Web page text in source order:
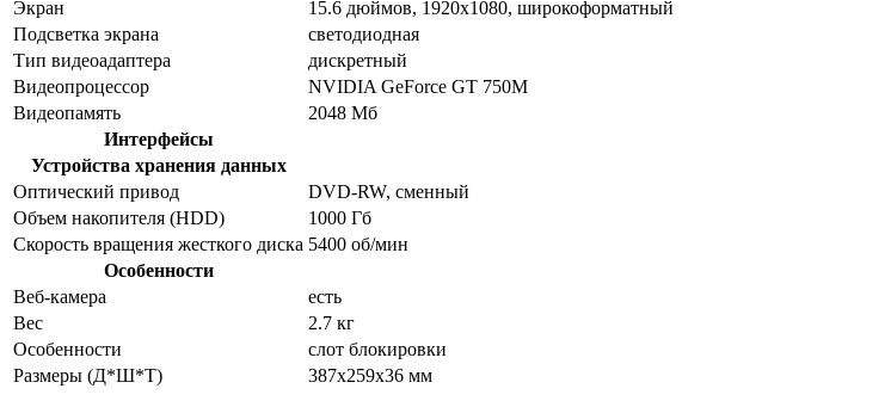
Экран
15.6 дюймов, 1920x1080, широкоформатный
Подсветка экрана
светодиодная
Тип видеоадаптера
дискретный
Видеопроцессор
NVIDIA GeForce GT 750M
Видеопамять
2048 Мб
Интерфейсы
Устройства хранения данных
Оптический привод
DVD-RW, сменный
Объем накопителя (HDD)
1000 Гб
Скорость вращения жесткого диска 5400 об/мин
Особенности
Веб-камера
есть
Вес
2.7 кг
Особенности
слот блокировки
Размеры (Д*Ш*Т)
387x259x36 мм